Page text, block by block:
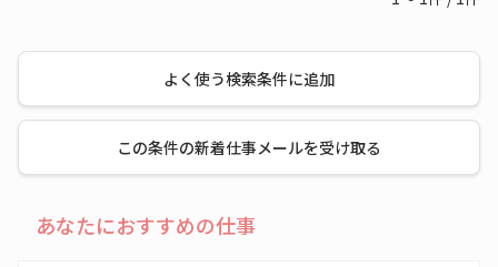
よく使う検索条件に追加
この条件の新着仕事メールを受け取る
あなたにおすすめの仕事